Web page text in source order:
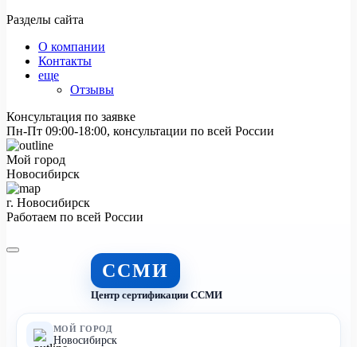
Разделы сайта
О компании
Контакты
еще
Отзывы
Консультация по заявке
Пн-Пт 09:00-18:00, консультации по всей России
Мой город
Новосибирск
г. Новосибирск
Работаем по всей России
ССМИ
Центр сертификации ССМИ
МОЙ ГОРОД
Новосибирск